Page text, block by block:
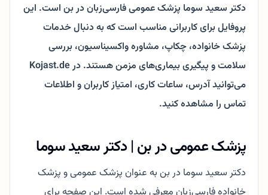
دکتر سعید سوما پزشک عمومی فارسی‌زبان در بن است. این
پروفایل برای کاربرانی مناسب است که به دنبال خدمات
پزشک خانواده، چکاپ، مشاوره واکسیناسیون، بررسی
سلامت و پیگیری بیماری‌های مزمن هستند. در Kojast.de
می‌توانید آدرس، ساعات کاری، امتیاز کاربران و اطلاعات
تماس را مشاهده کنید.
پزشک عمومی در بن | دکتر سعید سوما
دکتر سعید سوما در بن به عنوان پزشک عمومی و پزشک
خانواده فارسی‌زبان معرفی شده است. این صفحه برای